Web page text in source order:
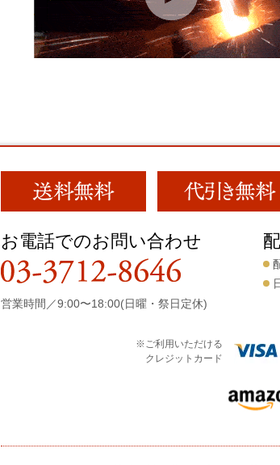
お電話でのお問い合わせ
営業時間／9:00〜18:00(日曜・祭日定休)
※ご利用いただける
クレジットカード